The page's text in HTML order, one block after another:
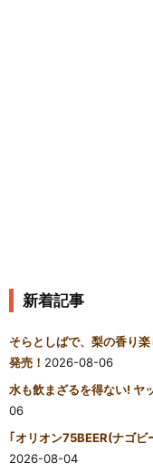
新着記事
そらとしばで、梨の香り
発売！ 2026-08-06
水も飲まざるを得ない! ヤ
06
｢オリオン75BEER(ナゴビ
2026-08-04